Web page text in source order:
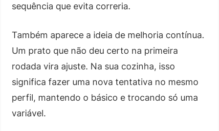
sequência que evita correria.
Também aparece a ideia de melhoria contínua.
Um prato que não deu certo na primeira
rodada vira ajuste. Na sua cozinha, isso
significa fazer uma nova tentativa no mesmo
perfil, mantendo o básico e trocando só uma
variável.